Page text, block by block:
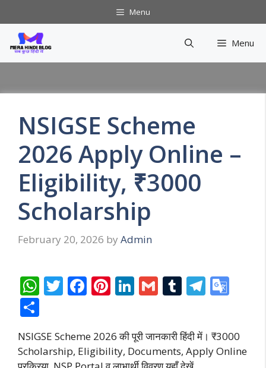
to
content
Menu
Menu
NSIGSE Scheme
2026 Apply Online –
Eligibility, ₹3000
Scholarship
February 20, 2026 by Admin
W
s
A
T
er
F
b
o
Pi
e
st
Li
e
dI
G
l
T
bl
r
T
gr
a
gl
e
h
ar
NSIGSE Scheme 2026 की पूरी जानकारी हिंदी में। ₹3000
Scholarship, Eligibility, Documents, Apply Online